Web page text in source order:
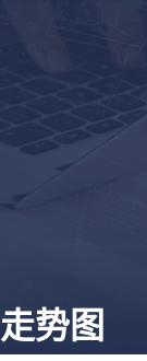
走势图